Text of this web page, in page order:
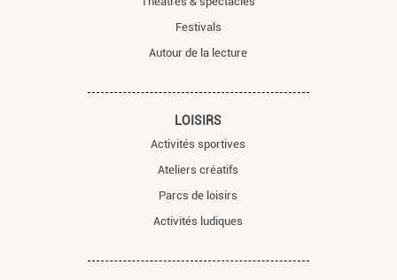
Festivals
Autour de la lecture
LOISIRS
Activités sportives
Ateliers créatifs
Parcs de loisirs
Activités ludiques